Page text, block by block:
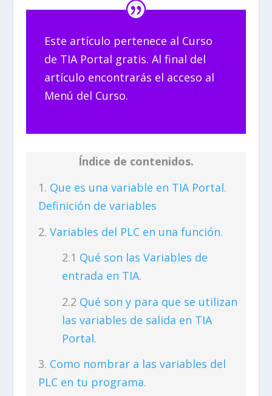
Este artículo pertenece al Curso
de TIA Portal gratis. Al final del
artículo encontrarás el acceso al
Menú del Curso.
Índice de contenidos.
Que es una variable en TIA Portal.
Definición de variables
Variables del PLC en una función.
Qué son las Variables de
entrada en TIA.
Qué son y para que se utilizan
las variables de salida en TIA
Portal.
Como nombrar a las variables del
PLC en tu programa.